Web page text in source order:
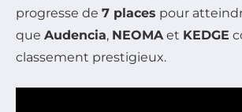
progresse de 7 places pour
que Audencia, NEOMAet KEDGE
classement prestigieux.